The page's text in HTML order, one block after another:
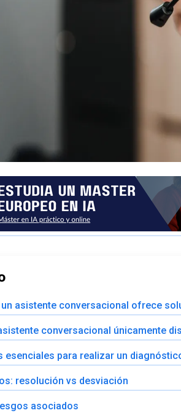
un asistente conversacional ofrece
conversacional únicamente
esenciales para realizar un
resolución vs desviación
asociados